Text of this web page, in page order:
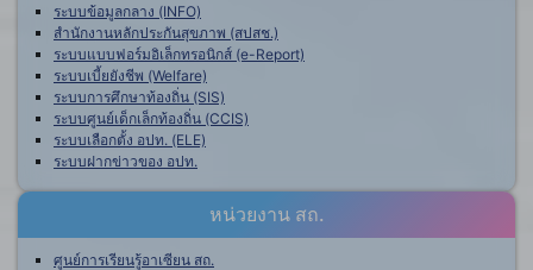
ระบบข้อมูลกลาง (INFO)
สำนักงานหลักประกันสุขภาพ (สปสช.)
ระบบแบบฟอร์มอิเล็กทรอนิกส์ (e-Report)
ระบบเบี้ยยังชีพ (Welfare)
ระบบการศึกษาท้องถิ่น (SIS)
ระบบศูนย์เด็กเล็กท้องถิ่น (CCIS)
ระบบเลือกตั้ง อปท. (ELE)
ระบบฝากข่าวของ อปท.
หน่วยงาน สถ.
ศูนย์การเรียนรู้อาเซียน สถ.